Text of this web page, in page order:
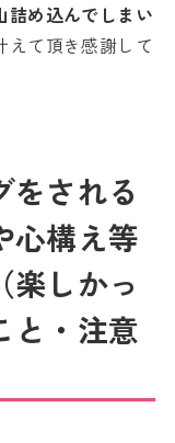
詰め込んでしまい
えて頂き感謝して
をされる
心構え等
楽しかっ
と・注意